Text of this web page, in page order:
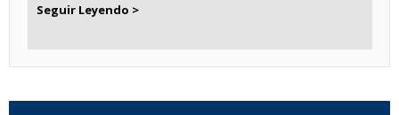
Seguir Leyendo >